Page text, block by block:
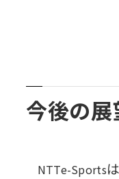
今後の展
NTTe-Sports